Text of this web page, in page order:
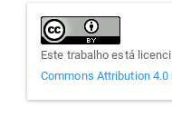
Este trabalho está
Commons Attribution